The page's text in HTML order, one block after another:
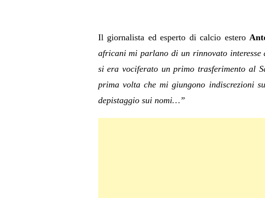
Il giornalista ed esperto di calcio estero
africani mi parlano di un rinnovato
si era vociferato un primo trasferimento al
prima volta che mi giungono indiscrezioni
depistaggio sui nomi…”